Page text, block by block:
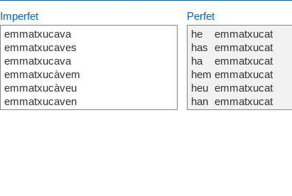
Imperfet
emmatxucava
emmatxucaves
emmatxucava
emmatxucàvem
emmatxucàveu
emmatxucaven
Perfet
he
has
ha
hem
heu
han
emmatxucat
emmatxucat
emmatxucat
emmatxucat
emmatxucat
emmatxucat